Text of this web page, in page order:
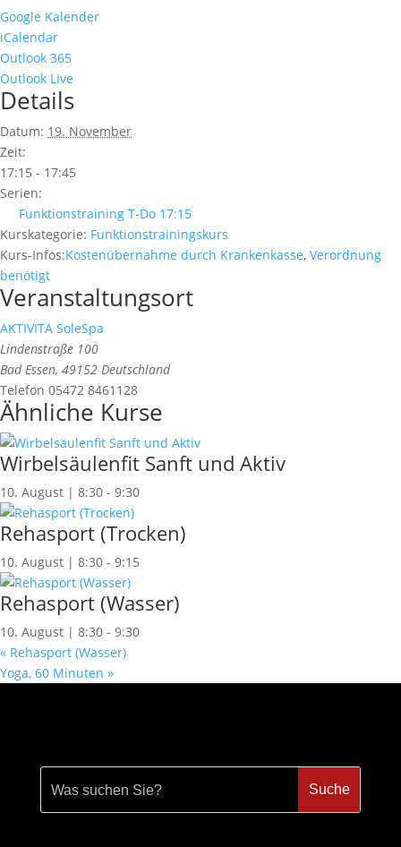
Google Kalender
iCalendar
Outlook 365
Outlook Live
Details
Datum: 19. November
Zeit:
17:15 - 17:45
Serien:
Funktionstraining T-Do 17:15
Kurskategorie: Funktionstrainingskurs
Kurs-Infos:Kostenübernahme durch Krankenkasse, Verordnung
benötigt
Veranstaltungsort
AKTIVITA SoleSpa
Lindenstraße 100
Bad Essen, 49152 Deutschland
Telefon 05472 8461128
Ähnliche Kurse
Wirbelsäulenfit Sanft und Aktiv
10. August | 8:30 - 9:30
Rehasport (Trocken)
10. August | 8:30 - 9:15
Rehasport (Wasser)
10. August | 8:30 - 9:30
« Rehasport (Wasser)
Yoga, 60 Minuten »